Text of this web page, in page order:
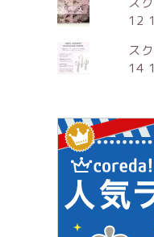
12
ス
14